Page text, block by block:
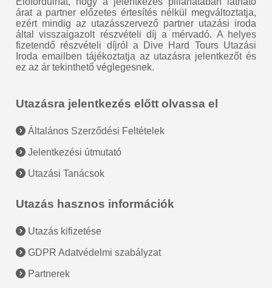
árat a partner előzetes értesítés nélkül megváltoztatja,
ezért mindig az utazásszervező partner utazási iroda
által visszaigazolt részvételi díj a mérvadó. A helyes
fizetendő részvételi díjról a Dive Hard Tours Utazási
Iroda emailben tájékoztatja az utazásra jelentkezőt és
ez az ár tekinthető véglegesnek.
Utazásra jelentkezés előtt olvassa el
Általános Szerződési Feltételek
Jelentkezési útmutató
Utazási Tanácsok
Utazás hasznos információk
Utazás kifizetése
GDPR Adatvédelmi szabályzat
Partnerek